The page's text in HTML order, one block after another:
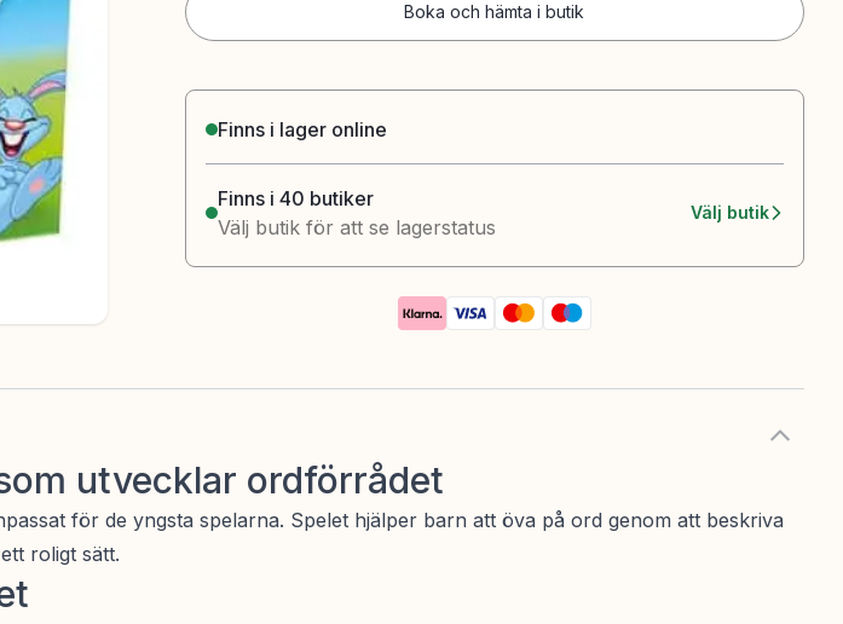
Boka och hämta i butik
Finns i lager online
Finns i 40 butiker
Välj butik för att se lagerstatus
Välj butik
utvecklar ordförrådet
för de yngsta spelarna. Spelet hjälper barn att öva på ord genom att beskriva
roligt sätt.